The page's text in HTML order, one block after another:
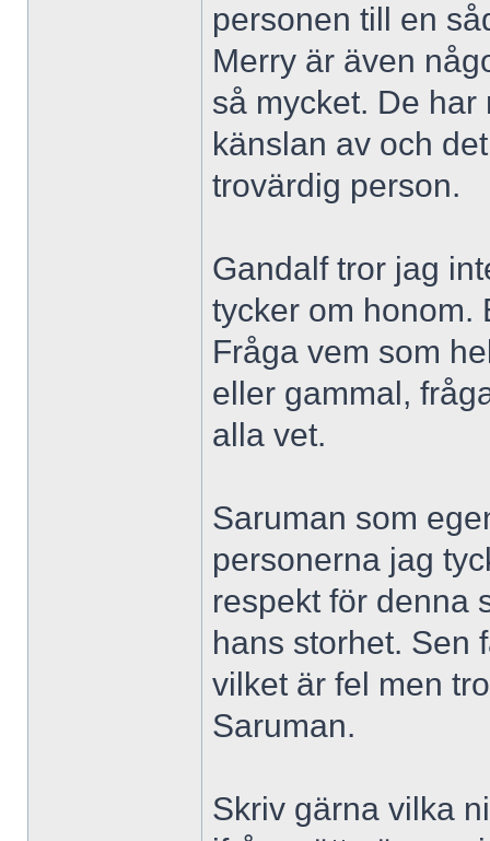
personen till en
Merry är även
så mycket. De
känslan av och
trovärdig person.
Gandalf tror jag
tycker om honom.
Fråga vem som
eller gammal,
alla vet.
Saruman som
personerna jag
respekt för denna
hans storhet. Sen
vilket är fel men
Saruman.
Skriv gärna vilka